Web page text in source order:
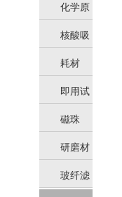
化学原
料
核酸吸
附柱
耗材
即用试
剂
磁珠
研磨材
料
玻纤滤